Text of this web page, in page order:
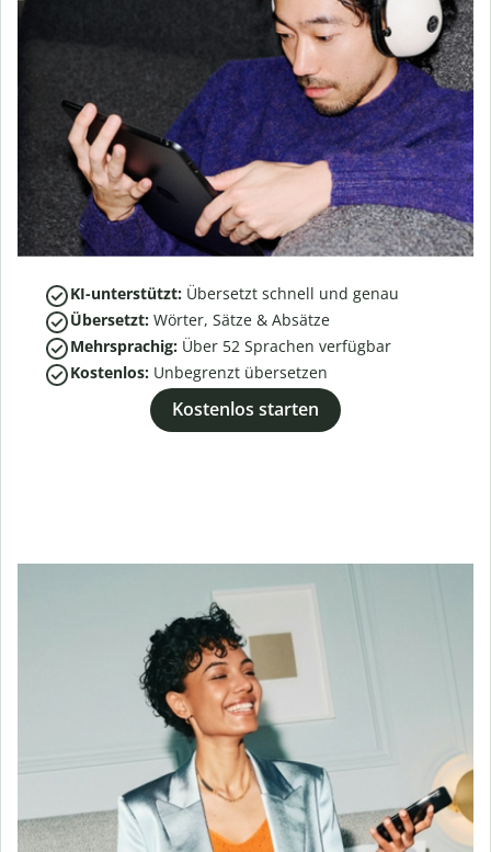
KI-unterstützt: Übersetzt schnell und genau
Übersetzt: Wörter, Sätze & Absätze
Mehrsprachig: Über 52 Sprachen verfügbar
Kostenlos: Unbegrenzt übersetzen
Kostenlos starten